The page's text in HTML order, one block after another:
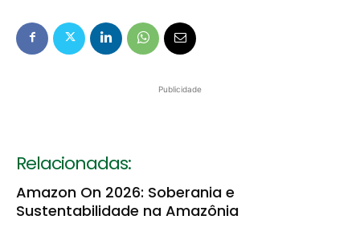
Publicidade
Relacionadas:
Amazon On 2026: Soberania e
Sustentabilidade na Amazônia